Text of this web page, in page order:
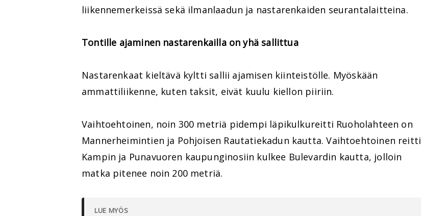
liikennemerkeissä sekä ilmanlaadun ja nastarenkaiden seurantalaitteina.
Tontille ajaminen nastarenkailla on yhä sallittua
Nastarenkaat kieltävä kyltti sallii ajamisen kiinteistölle. Myöskään
ammattiliikenne, kuten taksit, eivät kuulu kiellon piiriin.
Vaihtoehtoinen, noin 300 metriä pidempi läpikulkureitti Ruoholahteen on
Mannerheimintien ja Pohjoisen Rautatiekadun kautta. Vaihtoehtoinen reitti
Kampin ja Punavuoren kaupunginosiin kulkee Bulevardin kautta, jolloin
matka pitenee noin 200 metriä.
LUE MYÖS